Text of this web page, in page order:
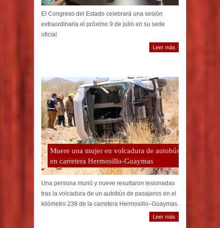
El Congreso del Estado celebrará una sesión
extraordinaria el próximo 9 de julio en su sede
oficial
Leer más
Muere una mujer en volcadura de autobús
en carretera Hermosillo-Guaymas
Una persona murió y nueve resultaron lesionadas
tras la volcadura de un autobús de pasajeros en el
kilómetro 238 de la carretera Hermosillo–Guaymas.
Leer más